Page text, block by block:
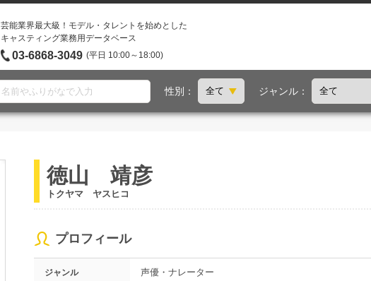
芸能業界最大級！モデル・タレントを始めとした
キャスティング業務用データベース
03-6868-3049 (平日 10:00～18:00)
性別： ジャンル：
徳山 靖彦
トクヤマ ヤスヒコ
プロフィール
ジャンル 声優・ナレーター